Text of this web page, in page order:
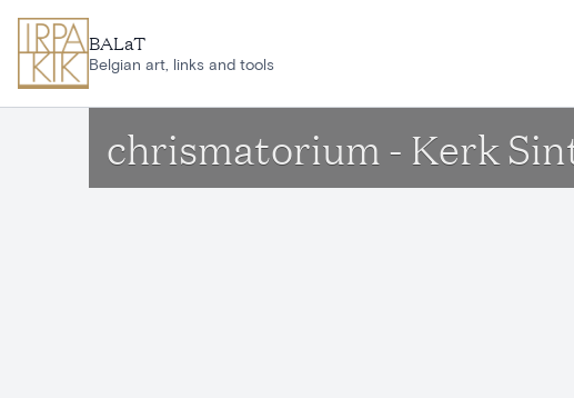
BALaT
Belgian art, links and tools
chrismatorium - Kerk